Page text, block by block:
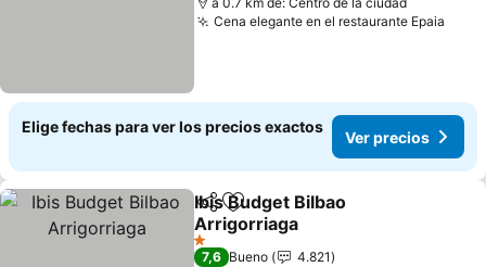
Cena elegante en el restaurante Epaia
Elige fechas para ver los precios exactos
Ver precios
CompartirAgregar a favoritos
Ibis Budget Bilbao
Arrigorriaga
Ver precios
1 Estrellas
7,6 Bueno
4.821